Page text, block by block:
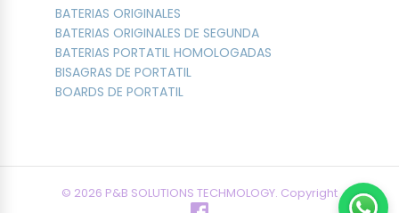
BATERIAS ORIGINALES
BATERIAS ORIGINALES DE SEGUNDA
BATERIAS PORTATIL HOMOLOGADAS
BISAGRAS DE PORTATIL
BOARDS DE PORTATIL
© 2026 P&B SOLUTIONS TECHMOLOGY. Copyright